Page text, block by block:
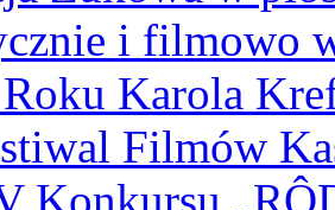
i filmowo
Karola
Filmów